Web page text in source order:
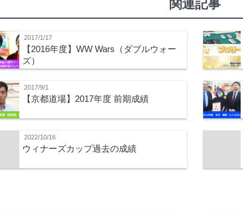
関連記事
2017/1/17
【2016年度】WW Wars（ダブルウォー
ズ）
2017/9/1
【京都道場】2017年度 前期成績
2022/10/16
ウィナーズカップ過去の成績